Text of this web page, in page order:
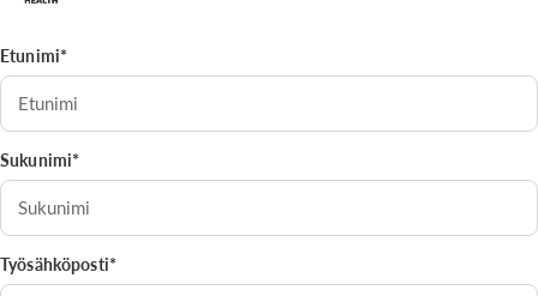
Etunimi*
Sukunimi*
Työsähköposti*